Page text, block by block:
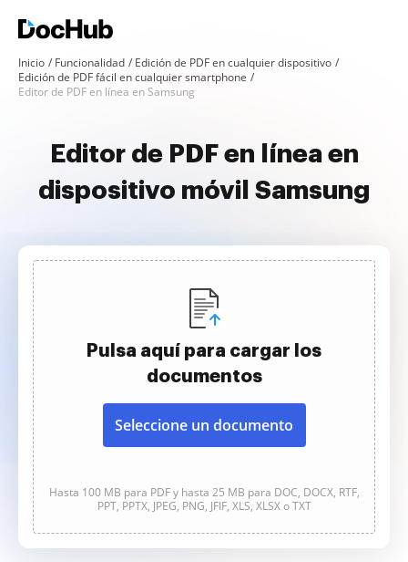
Inicio Funcionalidad
Edición de PDF en cualquier dispositivo
Edición de PDF fácil en cualquier smartphone
Editor de PDF en línea en Samsung
Editor de PDF en línea en
dispositivo móvil Samsung
Pulsa aquí para cargar los
documentos
Seleccione un documento
Hasta 100 MB para PDF y hasta 25 MB para DOC, DOCX, RTF,
PPT, PPTX, JPEG, PNG, JFIF, XLS, XLSX o TXT